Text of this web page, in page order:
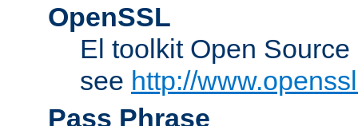
OpenSSL
El toolkit Open
see http://
Pass Phrase